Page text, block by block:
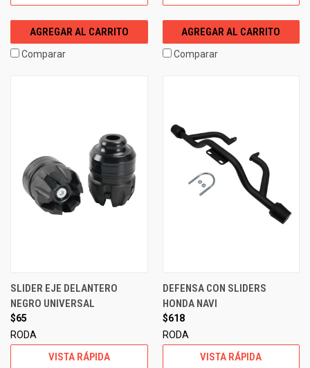
AGREGAR AL CARRITO
Comparar
AGREGAR AL CARRITO
Comparar
SLIDER EJE DELANTERO
NEGRO UNIVERSAL
$65
RODA
VISTA RÁPIDA
DEFENSA CON SLIDERS
HONDA NAVI
$618
RODA
VISTA RÁPIDA